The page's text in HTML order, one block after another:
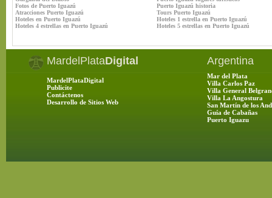
Fotos de Puerto Iguazú
Puerto Iguazú historia
Atracciones Puerto Iguazú
Tours Puerto Iguazú
Hoteles en Puerto Iguazú
Hoteles 1 estrella en Puerto Iguazú
Hoteles 4 estrellas en Puerto Iguazú
Hoteles 5 estrellas en Puerto Iguazú
MardelPlataDigital
MardelPlataDigital
Publicite
Contáctenos
Desarrollo de Sitios Web
Argentina
Mar del Plata
Villa Carlos Paz
Villa General
Villa La Angostura
San Martín de los
Guía de Cabañas
Puerto Iguazu